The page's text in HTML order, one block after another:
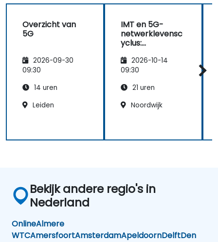
binnen commerciële en technische
Overzicht van
5G
2026-09-30
09:30
14 uren
Leiden
IMT en 5G-
netwerklevensc
yclus:
Ontwerp,
Implementatie
2026-10-14
09:30
21 uren
Noordwijk
Bekijk andere regio's in
Nederland
OnlineAlmere
WTCAmersfoortAmsterdamApeldoornDelftDen